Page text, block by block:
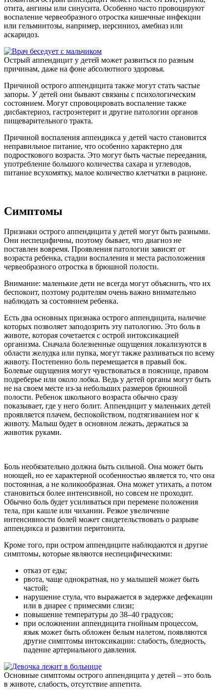
отита, ангины или синусита. Особенно часто провоцируют
воспаление червеобразного отростка кишечные инфекции
или гельминтозы, например, иерсиниоз, амебиаз или
аскаридоз.
Острый аппендицит у детей может развиться по разным
причинам, даже на фоне абсолютного здоровья.
Причиной острого аппендицита также могут стать частые
запоры. У детей они бывают связаны с психологическим
состоянием. Могут спровоцировать воспаление также
дисбактериоз, гастроэнтерит и другие патологии органов
пищеварительного тракта.
Причиной воспаления аппендикса у детей часто становится
неправильное питание, что особенно характерно для
подросткового возраста. Это могут быть частые переедания,
употребление большого количества сахара и углеводов,
питание всухомятку, малое количество клетчатки в рационе.
Симптомы
Признаки острого аппендицита у детей могут быть разными.
Они неспецифичны, поэтому бывает, что диагноз не
поставлен вовремя. Проявления патологии зависят от
возраста ребенка, стадии воспаления и места расположения
червеобразного отростка в брюшной полости.
Внимание: маленькие дети не всегда могут объяснить, что их
беспокоит, поэтому родителям очень важно внимательно
наблюдать за состоянием ребенка.
Есть два основных признака острого аппендицита, наличие
которых позволяет заподозрить эту патологию. Это боль в
животе, которая сочетается с острой интоксикацией
организма. Сначала болезненные ощущения локализуются в
области желудка или пупка, могут также разливаться по всему
животу. Постепенно боль перемещается в правый бок.
Болевые ощущения могут чувствоваться в пояснице, правом
подреберье или около лобка. Ведь у детей органы могут быть
не на своем месте из-за небольших размеров брюшной
полости. Ребенок школьного возраста обычно сразу
показывает, где у него болит. Аппендицит у маленьких детей
проявляется плачем, беспокойством, подтягиванием ног к
животу. Малыш будет в основном лежать, держаться за
животик руками.
Боль необязательно должна быть сильной. Она может быть
ноющей, но ее характерной особенностью является то, что она
постоянная, а не коликообразная. Она может утихать, а потом
становиться более интенсивной, но совсем не проходит.
Обычно боль будет усиливаться при перемене положения
тела, при кашле или чихании. Резкое увеличение
интенсивности болей может свидетельствовать о разрыве
аппендикса и развитии перитонита.
Кроме того, при остром аппендиците наблюдаются и другие
симптомы, которые являются неспецифическими:
отказ от еды;
рвота, чаще однократная, но у малышей может быть
частой;
нарушение стула, что выражается в задержке дефекации
или в диарее с примесями слизи;
повышение температуры до 38–40 градусов;
при осложнении аппендицита гнойным процессом,
язык может быть обложен белым налетом, появляются
другие симптомы интоксикации: слабость, бледность,
падение артериального давления.
Основные симптомы острого аппендицита у детей – это боль
в животе, слабость, отсутствие аппетита.